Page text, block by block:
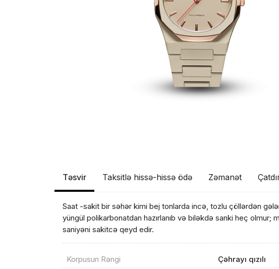
Təsvir Taksitlə hissə-hissə ödə Zəmanət
Saat -sakit bir səhər kimi bej tonlarda incə, tozlu çöllərdən
yüngül polikarbonatdan hazırlanıb və biləkdə sanki heç olmur;
saniyəni sakitcə qeyd edir.
Korpusun Rəngi
Çəhrayı qızılı